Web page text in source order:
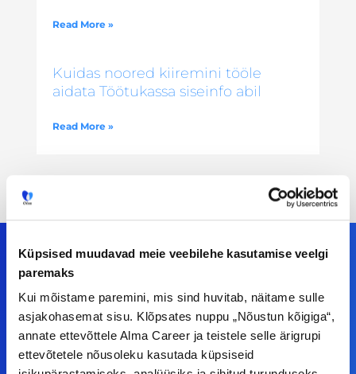
Küpsised muudavad meie veebilehe kasutamise veelgi
paremaks
Kui mõistame paremini, mis sind huvitab, näitame sulle
asjakohasemat sisu. Klõpsates nuppu „Nõustun kõigiga“,
annate ettevõttele Alma Career ja teistele selle ärigrupi
ettevõtetele nõusoleku kasutada küpsiseid
Read More »
Kuidas noored kiiremini tööle
aidata Töötukassa siseinfo abil
Read More »
Meiega leiad!
Tööelublogi.ee lehelt leiad kõik vajaliku, et olla
kursis tööturu uudistega. Kui sul on